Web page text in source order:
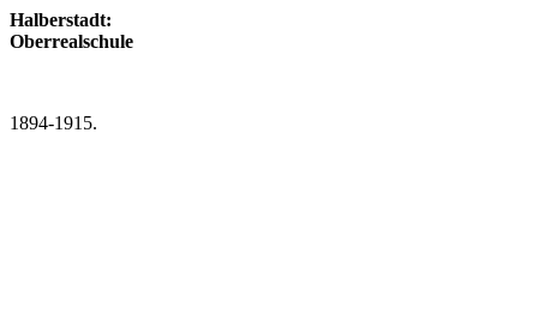
Halberstadt:
Oberrealschule
1894-1915.